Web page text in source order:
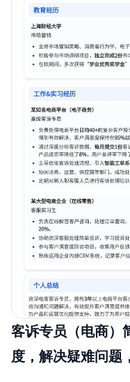
客诉专员（电商）
度，解决疑难问题